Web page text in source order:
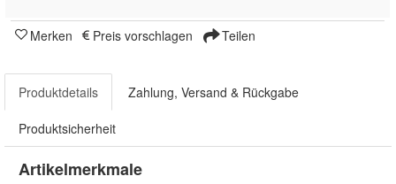
Merken Preis vorschlagen Teilen
Produktdetails Zahlung, Versand & Rückgabe
Produktsicherheit
Artikelmerkmale